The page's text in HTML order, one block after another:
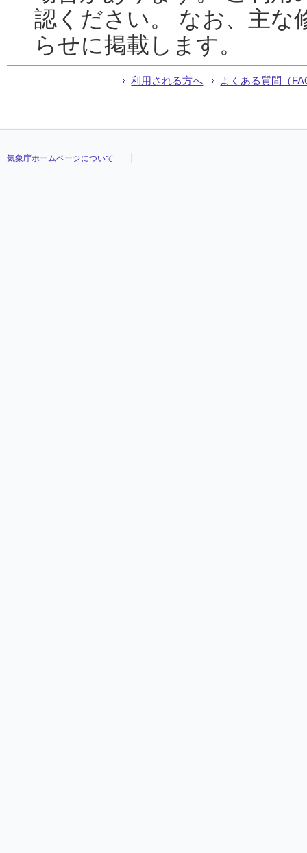
認ください。 なお、主な
らせに掲載します。
利用される方へ よくある質問（
気象庁ホームページについて